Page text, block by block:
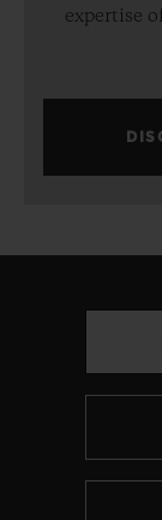
expertise